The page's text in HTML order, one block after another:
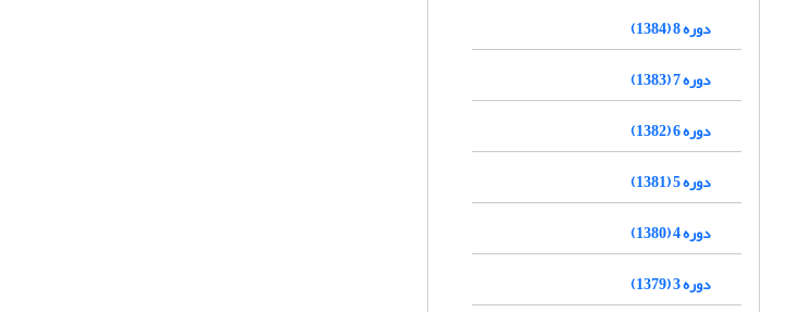
دوره 8 (1384)
دوره 7 (1383)
دوره 6 (1382)
دوره 5 (1381)
دوره 4 (1380)
دوره 3 (1379)